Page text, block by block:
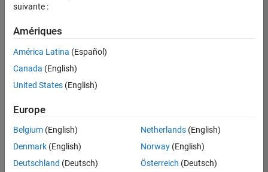
Gestion des programmes
Actuellement,
aucune
offre
d'emploi
correspondant
à vos
critères
de
recherche.
suivante :
Amériques
América Latina (Español)
Canada (English)
United States (English)
Europe
Belgium (English)
Denmark (English)
Deutschland (Deutsch)
Netherlands(English)
Norway(English)
Österreich (Deutsch)